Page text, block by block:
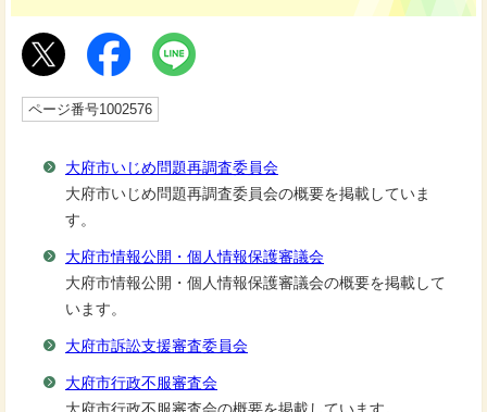
ページ番号1002576
大府市いじめ問題再調査委員会
大府市いじめ問題再調査委員会の概要を掲載していま
す。
大府市情報公開・個人情報保護審議会
大府市情報公開・個人情報保護審議会の概要を掲載して
います。
大府市訴訟支援審査委員会
大府市行政不服審査会